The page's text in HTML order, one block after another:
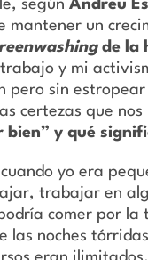
segúnAndreu
mantener un
de la
y mi
pero sin
certezas que
bien” y qué
yo era
trabajar en
comer por
las noches